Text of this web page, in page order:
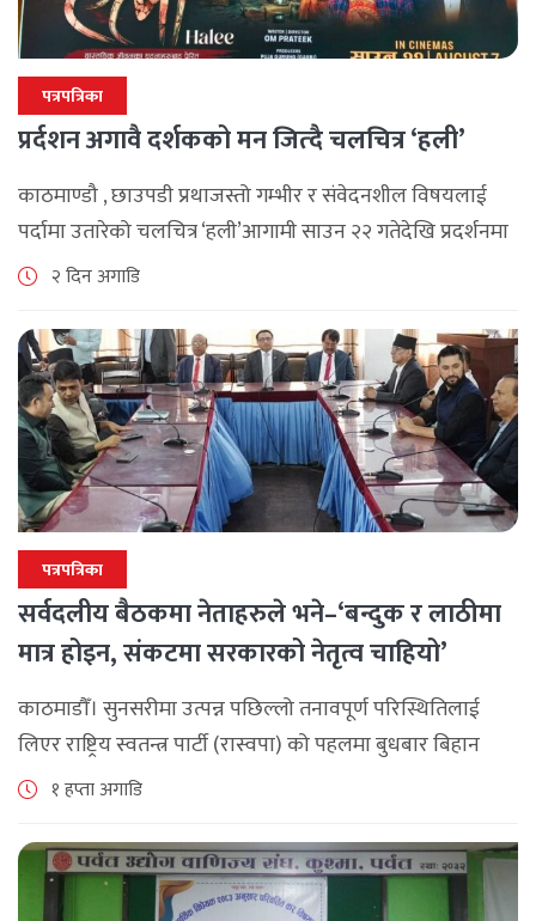
पत्रपत्रिका
प्रर्दशन अगावै दर्शकको मन जित्दै चलचित्र ‘हली’
काठमाण्डौ , छाउपडी प्रथाजस्तो गम्भीर र संवेदनशील विषयलाई
पर्दामा उतारेको चलचित्र ‘हली’आगामी साउन २२ गतेदेखि प्रदर्शनमा
आउने भएको छ। जापुरा फिल्मस् प्रोडक्सन र शुभ चिरायू फिल्मस्को
२ दिन अगाडि
पत्रपत्रिका
सर्वदलीय बैठकमा नेताहरुले भने–‘बन्दुक र लाठीमा
मात्र होइन, संकटमा सरकारको नेतृत्व चाहियो’
काठमाडौँ। सुनसरीमा उत्पन्न पछिल्लो तनावपूर्ण परिस्थितिलाई
लिएर राष्ट्रिय स्वतन्त्र पार्टी (रास्वपा) को पहलमा बुधबार बिहान
सिंहदरबारमा सर्वदलीय बैठक जारी छ। रास्वपाका सभापति रवि
१ हप्ता अगाडि